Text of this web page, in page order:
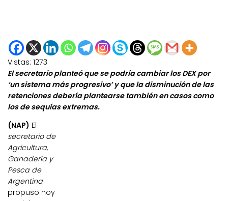
Vistas: 1273
El secretario planteó que se podría cambiar los DEX por
‘un sistema más progresivo’ y que la disminución de las
retenciones debería plantearse también en casos como
los de sequías extremas.
(NAP) El
secretario de
Agricultura,
Ganadería y
Pesca de
Argentina
propuso hoy